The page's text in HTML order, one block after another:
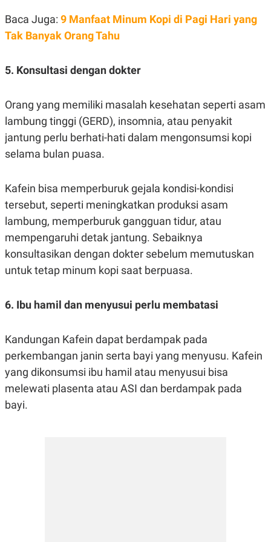
Baca Juga: 9 Manfaat Minum Kopi di Pagi Hari yang
Tak Banyak Orang Tahu
5. Konsultasi dengan dokter
Orang yang memiliki masalah kesehatan seperti asam
lambung tinggi (GERD), insomnia, atau penyakit
jantung perlu berhati-hati dalam mengonsumsi kopi
selama bulan puasa.
Kafein bisa memperburuk gejala kondisi-kondisi
tersebut, seperti meningkatkan produksi asam
lambung, memperburuk gangguan tidur, atau
mempengaruhi detak jantung. Sebaiknya
konsultasikan dengan dokter sebelum memutuskan
untuk tetap minum kopi saat berpuasa.
6. Ibu hamil dan menyusui perlu membatasi
Kandungan Kafein dapat berdampak pada
perkembangan janin serta bayi yang menyusu. Kafein
yang dikonsumsi ibu hamil atau menyusui bisa
melewati plasenta atau ASI dan berdampak pada
bayi.